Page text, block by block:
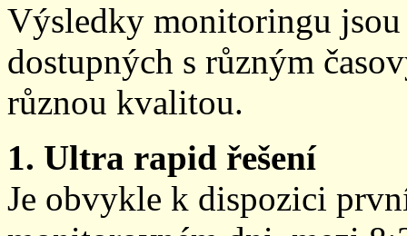
Výsledky monitoringu
dostupných s různým
různou kvalitou.
1. Ultra rapid řešení
Je obvykle k dispozici